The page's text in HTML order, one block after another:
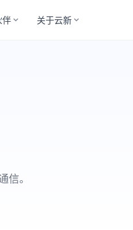
伴 关于云新
。